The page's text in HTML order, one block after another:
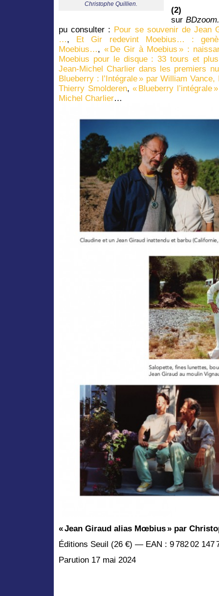
Christophe Quillien.
sur
pu consulter : Pour se souvenir de Jean
…, Et Gir redevint Moebius… :
Moebius…, « De Gir à Moebius » :
Moebius pour le disque : 33 tours et
Jean-Michel Charlier dans les premiers
Blueberry : l’Intégrale » par William
Thierry Smolderen,« Blueberry l’intégrale
Michel Charlier…
« Jean Giraud alias Mœbius» par
Éditions Seuil (26 €) — EAN : 9 782 02 147
Parution 17 mai 2024